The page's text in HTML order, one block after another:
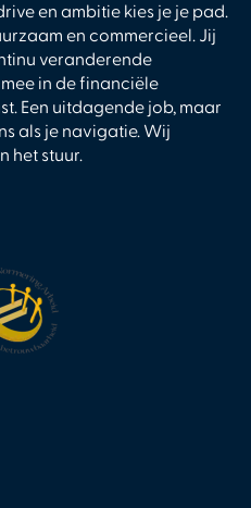
en ambitie kies je je pad.
en commercieel. Jij
veranderende
in de financiële
Een uitdagende job, maar
als je navigatie. Wij
het stuur.